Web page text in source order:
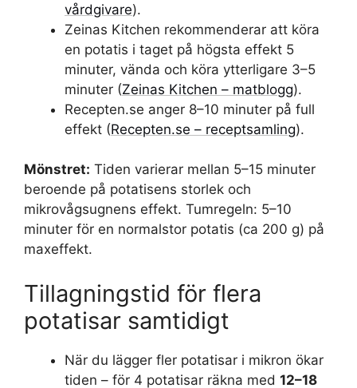
vårdgivare).
Zeinas Kitchen rekommenderar att köra
en potatis i taget på högsta effekt 5
minuter, vända och köra ytterligare 3–5
minuter (Zeinas Kitchen – matblogg).
Recepten.se anger 8–10 minuter på full
effekt (Recepten.se – receptsamling).
Mönstret: Tiden varierar mellan 5–15 minuter
beroende på potatisens storlek och
mikrovågsugnens effekt. Tumregeln: 5–10
minuter för en normalstor potatis (ca 200 g) på
maxeffekt.
Tillagningstid för flera
potatisar samtidigt
När du lägger fler potatisar i mikron ökar
tiden – för 4 potatisar räkna med 12–18